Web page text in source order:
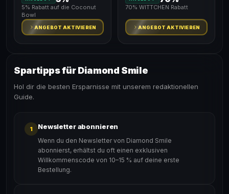
5% Rabatt auf die Coconut
Bowl
ANGEBOT AKTIVIEREN
70% WITTCHEN Rabatt
ANGEBOT AKTIVIEREN
Spartipps für Diamond Smile
Hol dir die besten Ersparnisse mit unserem redaktionellen
Guide.
1 Newsletter abonnieren
Wenn du den Newsletter von Diamond Smile
abonnierst, erhältst du oft einen exklusiven
Willkommenscode von 10–15 % auf deine erste
Bestellung.